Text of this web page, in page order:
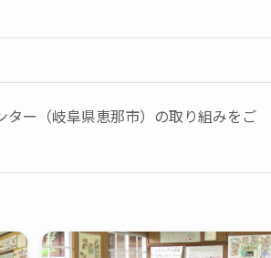
ー（岐阜県恵那市）の取り組みをご